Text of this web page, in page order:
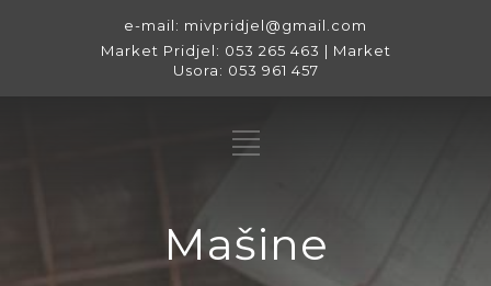
e-mail: mivpridjel@gmail.com
Market Pridjel: 053 265 463 | Market
Usora: 053 961 457
Mašine